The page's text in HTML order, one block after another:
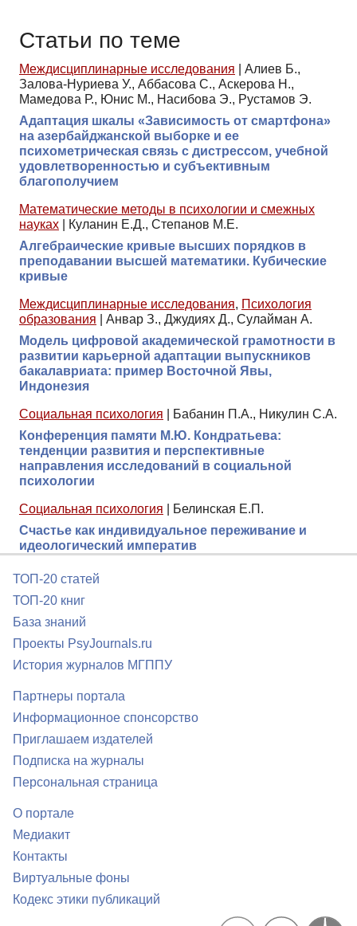
Статьи по теме
Междисциплинарные исследования
Алиев Б.,
Залова-Нуриева У., Аббасова С., Аскерова Н.,
Мамедова Р., Юнис М., Насибова Э., Рустамов Э.
Адаптация шкалы «Зависимость от смартфона»
на азербайджанской выборке и ее
психометрическая связь с дистрессом, учебной
удовлетворенностью и субъективным
благополучием
Математические методы в психологии и смежных
науках
Куланин Е.Д., Степанов М.Е.
Алгебраические кривые высших порядков в
преподавании высшей математики. Кубические
кривые
Междисциплинарные исследования, Психология
образования
Анвар З., Джудиях Д., Сулайман А.
Модель цифровой академической грамотности в
развитии карьерной адаптации выпускников
бакалавриата: пример Восточной Явы,
Индонезия
Социальная психология
Бабанин П.А., Никулин С.А.
Конференция памяти М.Ю. Кондратьева:
тенденции развития и перспективные
направления исследований в социальной
психологии
Социальная психология
Белинская Е.П.
Счастье как индивидуальное переживание и
идеологический императив
ТОП-20 статей
ТОП-20 книг
База знаний
Проекты PsyJournals.ru
История журналов МГППУ
Партнеры портала
Информационное спонсорство
Приглашаем издателей
Подписка на журналы
Персональная страница
О портале
Медиакит
Контакты
Виртуальные фоны
Кодекс этики публикаций